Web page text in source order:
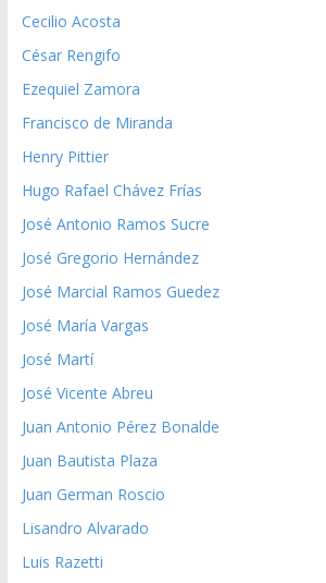
Cecilio Acosta
César Rengifo
Ezequiel Zamora
Francisco de Miranda
Henry Pittier
Hugo Rafael Chávez Frías
José Antonio Ramos Sucre
José Gregorio Hernández
José Marcial Ramos Guedez
José María Vargas
José Martí
José Vicente Abreu
Juan Antonio Pérez Bonalde
Juan Bautista Plaza
Juan German Roscio
Lisandro Alvarado
Luis Razetti